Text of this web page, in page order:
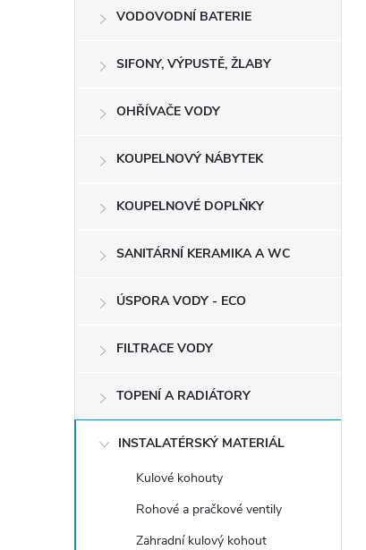
VODOVODNÍ BATERIE
SIFONY, VÝPUSTĚ, ŽLABY
OHŘÍVAČE VODY
KOUPELNOVÝ NÁBYTEK
KOUPELNOVÉ DOPLŇKY
SANITÁRNÍ KERAMIKA A WC
ÚSPORA VODY - ECO
FILTRACE VODY
TOPENÍ A RADIÁTORY
INSTALATÉRSKÝ MATERIÁL
Kulové kohouty
Rohové a pračkové ventily
Zahradní kulový kohout